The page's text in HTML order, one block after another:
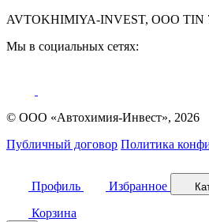
AVTOKHIMIYA-INVEST, OOO TIN
Мы в социальных сетях:
© ООО «Автохимия-Инвест», 2026
Публичный договор Политика
Профиль Избранное
Корзина